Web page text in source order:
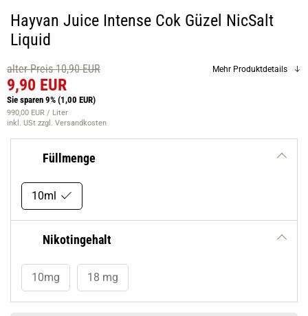
Hayvan Juice Intense Cok Güzel NicSalt
Liquid
alter Preis 10,90 EUR
9,90 EUR
Sie sparen 9% (1,00 EUR)
990,00 EUR / Liter
inkl. USt zzgl. Versandkosten
Mehr Produktdetails
Füllmenge
10ml
Nikotingehalt
10mg 18 mg